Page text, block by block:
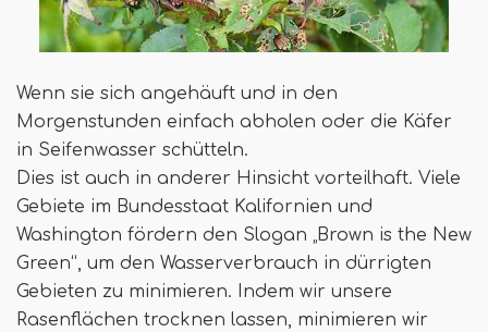
Wenn sie sich angehäuft und in den
Morgenstunden einfach abholen oder die Käfer
in Seifenwasser schütteln.
Dies ist auch in anderer Hinsicht vorteilhaft. Viele
Gebiete im Bundesstaat Kalifornien und
Washington fördern den Slogan „Brown is the New
Green“, um den Wasserverbrauch in dürrigten
Gebieten zu minimieren. Indem wir unsere
Rasenflächen trocknen lassen, minimieren wir